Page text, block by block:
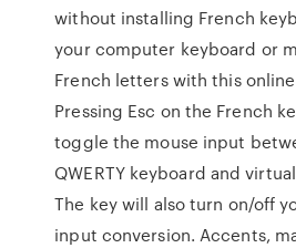
without installing French
your computer keyboard or
French letters with this
Pressing Esc on the French
toggle the mouse input
QWERTY keyboard and
The key will also turn on/off
input conversion. Accents,